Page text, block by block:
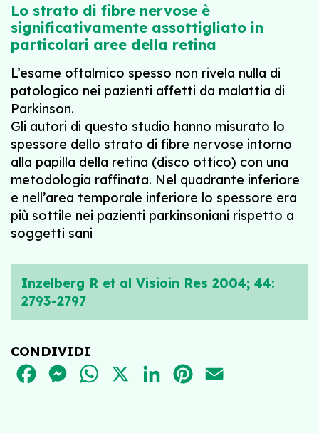
Lo strato di fibre nervose è
significativamente assottigliato in
particolari aree della retina
L’esame oftalmico spesso non rivela nulla di
patologico nei pazienti affetti da malattia di
Parkinson.
Gli autori di questo studio hanno misurato lo
spessore dello strato di fibre nervose intorno
alla papilla della retina (disco ottico) con una
metodologia raffinata. Nel quadrante inferiore
e nell’area temporale inferiore lo spessore era
più sottile nei pazienti parkinsoniani rispetto a
soggetti sani
Inzelberg R et al Visioin Res 2004; 44:
2793-2797
CONDIVIDI
FACEBOOKMESSENGER
WHATSAPPLINKEDINPINTEREST